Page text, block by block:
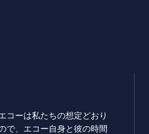
コーは私たちの想定どおり
で、エコー自身と彼の時間